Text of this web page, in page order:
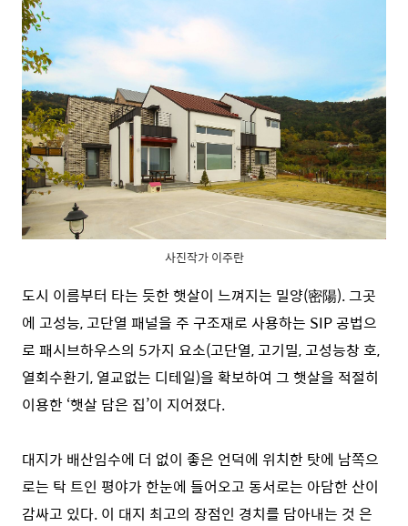
사진작가 이주란
도시 이름부터 타는 듯한 햇살이 느껴지는 밀양(密陽). 그곳
에 고성능, 고단열 패널을 주 구조재로 사용하는 SIP 공법으
로 패시브하우스의 5가지 요소(고단열, 고기밀, 고성능창 호,
열회수환기, 열교없는 디테일)을 확보하여 그 햇살을 적절히
이용한 ‘햇살 담은 집’이 지어졌다.
대지가 배산임수에 더 없이 좋은 언덕에 위치한 탓에 남쪽으
로는 탁 트인 평야가 한눈에 들어오고 동서로는 아담한 산이
감싸고 있다. 이 대지 최고의 장점인 경치를 담아내는 것 은